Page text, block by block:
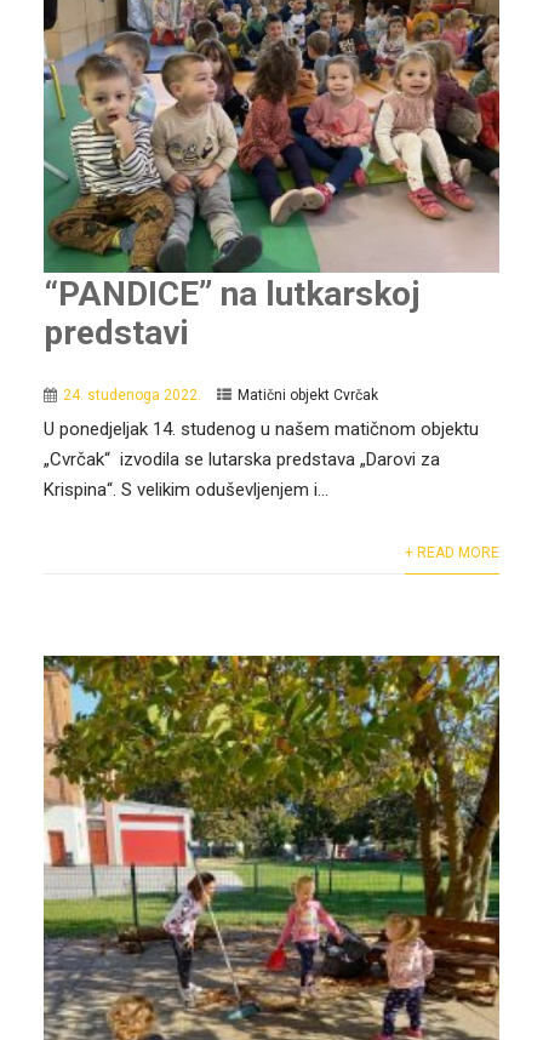
“PANDICE” na lutkarskoj
predstavi
24. studenoga 2022. Matični objekt Cvrčak
U ponedjeljak 14. studenog u našem matičnom objektu
„Cvrčak“ izvodila se lutarska predstava „Darovi za
Krispina“. S velikim oduševljenjem i...
+ READ MORE